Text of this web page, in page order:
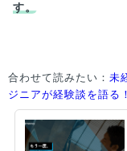
す。
合わせて読みたい： 未
ジニアが経験談を語る！